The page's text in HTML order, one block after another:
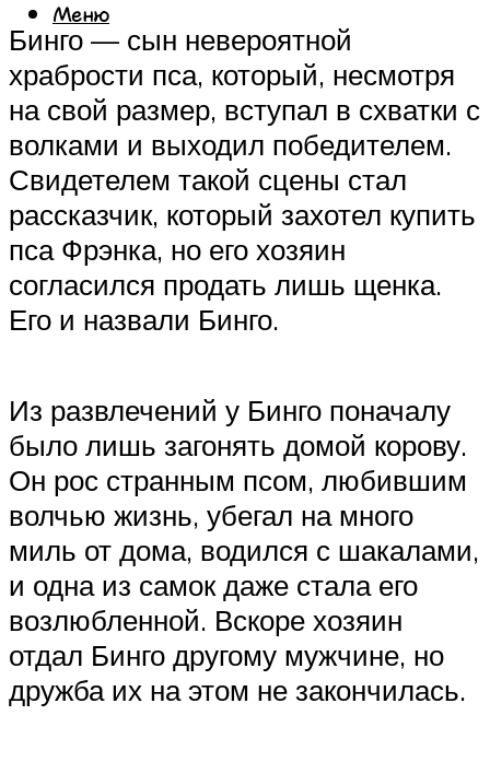
Меню
Бинго — сын невероятной
храбрости пса, который, несмотря
на свой размер, вступал в схватки с
волками и выходил победителем.
Свидетелем такой сцены стал
рассказчик, который захотел купить
пса Фрэнка, но его хозяин
согласился продать лишь щенка.
Его и назвали Бинго.
Из развлечений у Бинго поначалу
было лишь загонять домой корову.
Он рос странным псом, любившим
волчью жизнь, убегал на много
миль от дома, водился с шакалами,
и одна из самок даже стала его
возлюбленной. Вскоре хозяин
отдал Бинго другому мужчине, но
дружба их на этом не закончилась.